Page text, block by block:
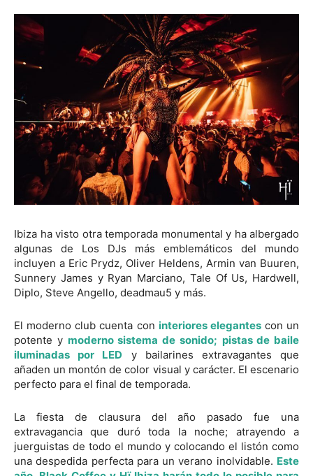
Ibiza ha visto otra temporada monumental y ha albergado
algunas de Los DJs más emblemáticos del mundo
incluyen a Eric Prydz, Oliver Heldens, Armin van Buuren,
Sunnery James y Ryan Marciano, Tale Of Us, Hardwell,
Diplo, Steve Angello, deadmau5 y más.
El moderno club cuenta con interiores elegantescon un
potente y moderno sistema de sonido; pistas de baile
iluminadas por LED y bailarines extravagantes que
añaden un montón de color visual y carácter. El escenario
perfecto para el final de temporada.
La fiesta de clausura del año pasado fue una
extravagancia que duró toda la noche; atrayendo a
juerguistas de todo el mundo y colocando el listón como
una despedida perfecta para un verano inolvidable. Este